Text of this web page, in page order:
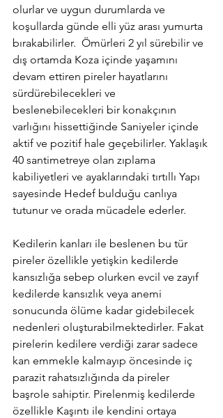
olurlar ve uygun durumlarda ve
koşullarda günde elli yüz arası yumurta
bırakabilirler.  Ömürleri 2 yıl sürebilir ve
dış ortamda Koza içinde yaşamını
devam ettiren pireler hayatlarını
sürdürebilecekleri ve
beslenebilecekleri bir konakçının
varlığını hissettiğinde Saniyeler içinde
aktif ve pozitif hale geçebilirler. Yaklaşık
40 santimetreye olan zıplama
kabiliyetleri ve ayaklarındaki tırtıllı Yapı
sayesinde Hedef bulduğu canlıya
tutunur ve orada mücadele ederler.
Kedilerin kanları ile beslenen bu tür
pireler özellikle yetişkin kedilerde
kansızlığa sebep olurken evcil ve zayıf
kedilerde kansızlık veya anemi
sonucunda ölüme kadar gidebilecek
nedenleri oluşturabilmektedirler. Fakat
pirelerin kedilere verdiği zarar sadece
kan emmekle kalmayıp öncesinde iç
parazit rahatsızlığında da pireler
başrole sahiptir. Pirelenmiş kedilerde
özellikle Kaşıntı ile kendini ortaya